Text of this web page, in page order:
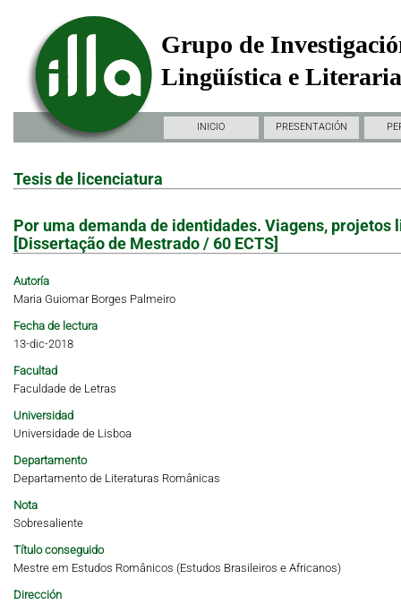
Grupo de
Lingüística e
INICIO PRESENTACIÓN
Tesis de licenciatura
Por uma demanda de identidades. Viagens,
[Dissertação de Mestrado / 60 ECTS]
Autoría
Maria Guiomar Borges Palmeiro
Fecha de lectura
13-dic-2018
Facultad
Faculdade de Letras
Universidad
Universidade de Lisboa
Departamento
Departamento de Literaturas Românicas
Nota
Sobresaliente
Título conseguido
Mestre em Estudos Românicos (Estudos Brasileiros e Africanos)
Dirección